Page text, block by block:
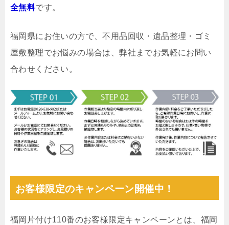
全無料です。
福岡県にお住いの方で、不用品回収・遺品整理・ゴミ
屋敷整理でお悩みの場合は、弊社までお気軽にお問い
合わせください。
お客様限定のキャンペーン開催中！
福岡片付け110番のお客様限定キャンペーンとは、福岡